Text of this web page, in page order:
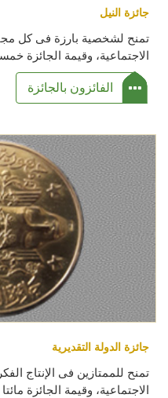
جائزة النيل
تمنح لشخصية بارزة فى كل
الاجتماعية، وقيمة الجائزة
الفائزون بالجائزة
جائزة الدولة التقديرية
تمنح للممتازين فى الإنتاج
الاجتماعية، وقيمة الجائزة